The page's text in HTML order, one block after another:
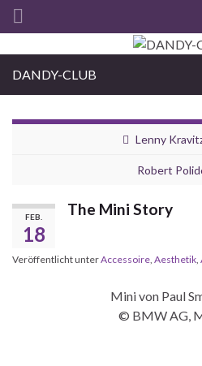
Search for:
DANDY-CLUB
Lenny
Robert
FEB.
18
The Mini Story
Veröffentlicht unterAccessoire Aesthetik
Mini von Paul
© BMW AG,